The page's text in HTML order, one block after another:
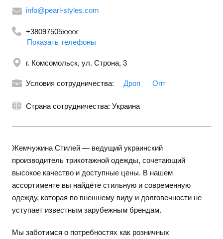
info@pearl-styles.com
+38097505xxxx
+380501001183
+380443346289
Показать телефоны
г. Комсомольск, ул. Строна, 3
Условия сотрудничества: Дроп Опт
Страна сотрудничества: Украина
Жемчужина Стилей — ведущий украинский
производитель трикотажной одежды, сочетающий
высокое качество и доступные цены. В нашем
ассортименте вы найдёте стильную и современную
одежду, которая по внешнему виду и долговечности не
уступает известным зарубежным брендам.
Мы заботимся о потребностях как розничных